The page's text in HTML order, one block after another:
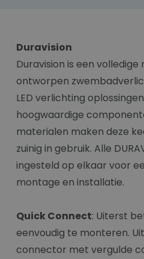
Duravision
Duravision is een volledige
ontworpen
LED verlichting
hoogwaardige
materialen maken deze
zuinig in gebruik. Alle
ingesteld op elkaar voor
montage en installatie.
Quick Connect: Uiterst
eenvoudig te monteren.
connector met vergulde